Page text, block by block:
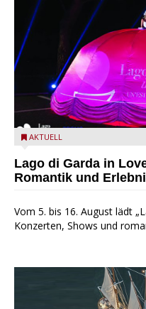
Lago di Garda in Love
AKTUELL
Lago di Garda in
Romantik und
Vom 5. bis 16. August lädt
Konzerten, Shows und